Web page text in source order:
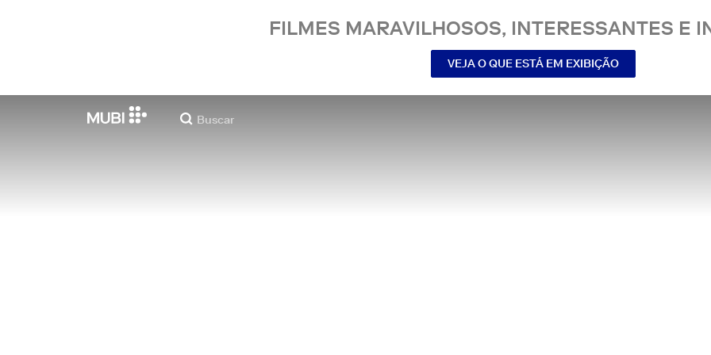
FILMES MARAVILHOSOS, INTERESSANTES E
VEJA O QUE ESTÁ EM EXIBIÇÃO